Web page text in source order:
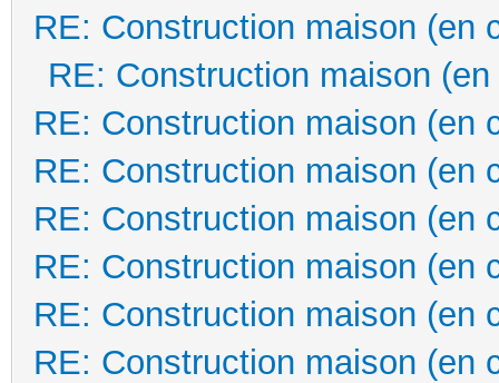
RE: Construction maison (en
RE: Construction maison
RE: Construction maison (en
RE: Construction maison (en
RE: Construction maison (en
RE: Construction maison (en
RE: Construction maison (en
RE: Construction maison (en